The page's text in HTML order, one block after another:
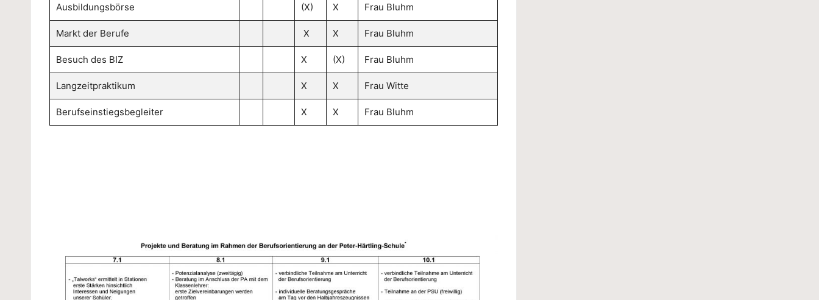
Ausbildungsbörse (X) X Frau Bluhm
Markt der Berufe X X Frau Bluhm
Besuch des BIZ X (X) Frau Bluhm
Langzeitpraktikum X X Frau Witte
Berufseinstiegsbegleiter X X Frau Bluhm